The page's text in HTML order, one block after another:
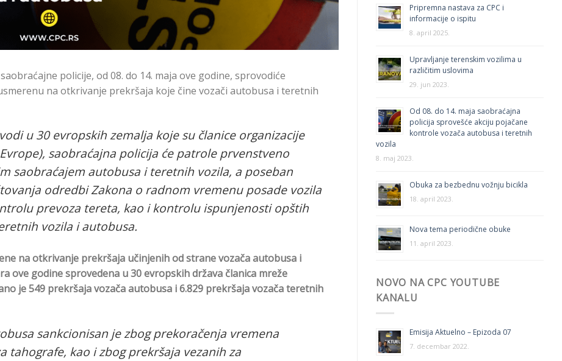
policije, od 08. do 14. maja ove godine, sprovodiće
na otkrivanje prekršaja koje čine vozači autobusa i teretnih
u 30 evropskih zemalja koje su članice organizacije
saobraćajna policija će patrole prvenstveno
saobraćajem autobusa i teretnih vozila, a poseban
odredbi Zakona o radnom vremenu posade vozila
prevoza tereta, kao i kontrolu ispunjenosti opštih
vozila i autobusa.
na otkrivanje prekršaja učinjenih od strane vozača autobusa i
ove godine sprovedena u 30 evropskih država članica mreže
je 549 prekršaja vozača autobusa i 6.829 prekršaja vozača teretnih
sankcionisan je zbog prekoračenja vremena
tahografe, kao i zbog prekršaja vezanih za
Pripremna nastava za CPC i
informacije o ispitu
8. april 2025.
Upravljanje terenskim vozilima u
različitim uslovima
29. jun 2023.
Od 08. do 14. maja saobraćajna
policija sprovešće akciju pojačane
kontrole vozača autobusa i teretnih
vozila
8. maj 2023.
Obuka za bezbednu vožnju bicikla
18. april 2023.
Nova tema periodične obuke
11. april 2023.
NOVO NA CPC YOUTUBE
KANALU
Emisija Aktuelno – Epizoda 07
7. decembar 2022.